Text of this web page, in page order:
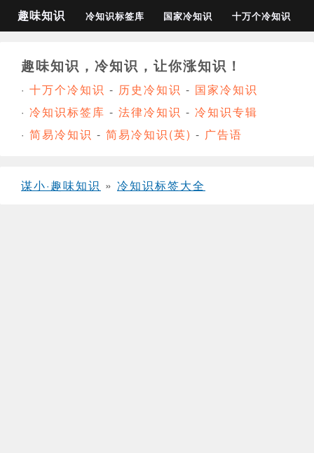
趣味知识 冷知识标签库 国家冷知识 十万个冷知识
趣味知识，冷知识，让你涨知识！
· 十万个冷知识 - 历史冷知识 - 国家冷知识
· 冷知识标签库 - 法律冷知识 - 冷知识专辑
· 简易冷知识 - 简易冷知识(英) - 广告语
谋小·趣味知识 » 冷知识标签大全